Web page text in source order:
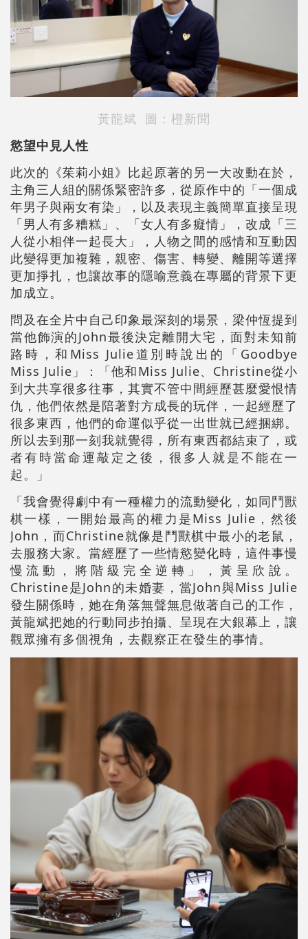
黃龍斌 圖：橙新聞
慾望中見人性
此次的《茱莉小姐》比起原著的另一大改動在於，
主角三人組的關係緊密許多，從原作中的「一個成
年男子與兩女有染」，以及表現主義簡單直接呈現
「男人有多糟糕」、「女人有多癡情」，改成「三
人從小相伴一起長大」，人物之間的感情和互動因
此變得更加複雜，親密、傷害、轉變、離開等選擇
更加掙扎，也讓故事的隱喻意義在專屬的背景下更
加成立。
問及在全片中自己印象最深刻的場景，梁仲恆提到
當他飾演的John最後決定離開大宅，面對未知前
路時，和Miss Julie道別時說出的「Goodbye
Miss Julie」：「他和Miss Julie、Christine從小
到大共享很多往事，其實不管中間經歷甚麼愛恨情
仇，他們依然是陪著對方成長的玩伴，一起經歷了
很多東西，他們的命運似乎從一出世就已經捆綁。
所以去到那一刻我就覺得，所有東西都結束了，或
者有時當命運敲定之後，很多人就是不能在一
起。」
「我會覺得劇中有一種權力的流動變化，如同鬥獸
棋一樣，一開始最高的權力是Miss Julie，然後
John，而Christine就像是鬥獸棋中最小的老鼠，
去服務大家。當經歷了一些情慾變化時，這件事慢
慢流動，將階級完全逆轉」，黃呈欣說。
Christine是John的未婚妻，當John與Miss Julie
發生關係時，她在角落無聲無息做著自己的工作，
黃龍斌把她的行動同步拍攝、呈現在大銀幕上，讓
觀眾擁有多個視角，去觀察正在發生的事情。